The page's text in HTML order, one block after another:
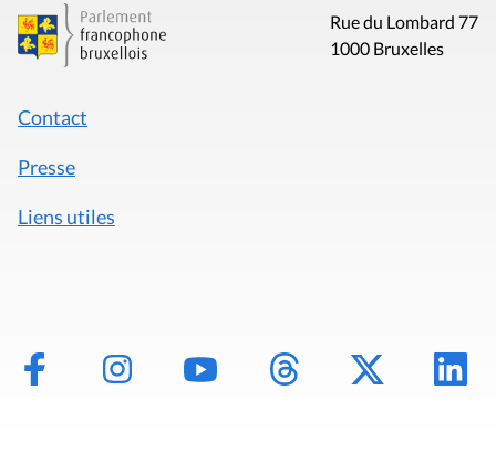
Rue du Lombard 77
1000 Bruxelles
Contact
Presse
Liens utiles